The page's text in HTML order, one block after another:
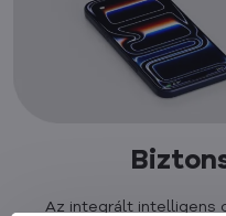
Az integrált intelligens